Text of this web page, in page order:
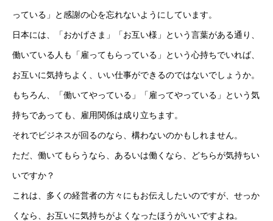
お問い合わせ
個人情報保護方針
情報セキュリティ基本方針
っている」と感謝の心を忘れないようにしています。
日本には、「おかげさま」「お互い様」という言葉がある通り、
働いている人も「雇ってもらっている」という心持ちでいれば、
お互いに気持ちよく、いい仕事ができるのではないでしょうか。
もちろん、「働いてやっている」「雇ってやっている」という気
持ちであっても、雇用関係は成り立ちます。
それでビジネスが回るのなら、構わないのかもしれません。
ただ、働いてもらうなら、あるいは働くなら、どちらが気持ちい
いですか？
これは、多くの経営者の方々にもお伝えしたいのですが、せっか
くなら、お互いに気持ちがよくなったほうがいいですよね。